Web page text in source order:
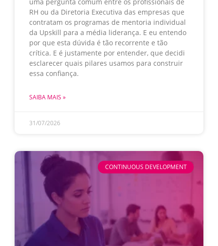
RH ou da Diretoria Executiva das empresas que
contratam os programas de mentoria individual
da Upskill para a média liderança. E eu entendo
por que esta dúvida é tão recorrente e tão
crítica. E é justamente por entender, que decidi
esclarecer quais pilares usamos para construir
essa confiança.
SAIBA MAIS »
31/07/2026
CONTINUOUS DEVELOPMENT